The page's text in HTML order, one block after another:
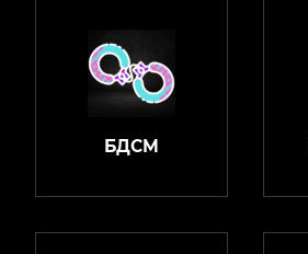
БДСМ